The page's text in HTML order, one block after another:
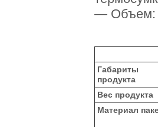
—
Габариты
продукта
Вес продукта
Материал